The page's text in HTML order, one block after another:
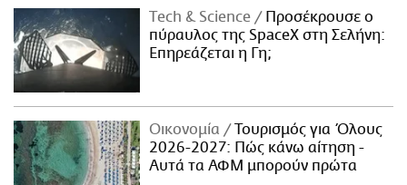
Τech & Science
Προσέκρουσε ο
πύραυλος της SpaceX στη Σελήνη:
Επηρεάζεται η Γη;
Οικονομία
Τουρισμός για Όλους
2026-2027: Πώς κάνω αίτηση -
Αυτά τα ΑΦΜ μπορούν πρώτα